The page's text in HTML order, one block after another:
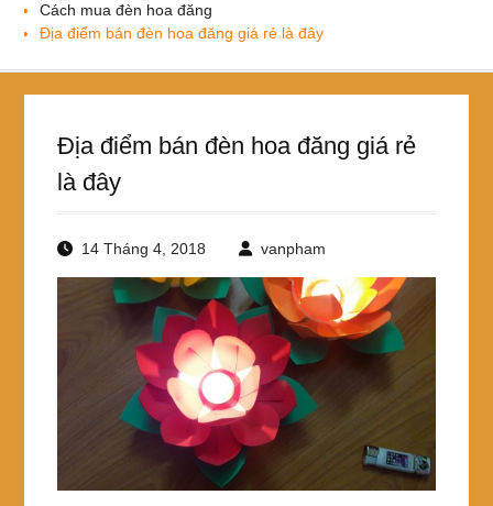
Cách mua đèn hoa đăng
Địa điểm bán đèn hoa đăng giá rẻ là đây
Địa điểm bán đèn hoa đăng giá rẻ
là đây
14 Tháng 4, 2018 vanpham